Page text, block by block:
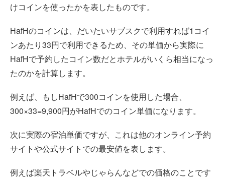
けコインを使ったかを表したものです。
HafHのコインは、だいたいサブスクで利用すれば1コイ
ンあたり33円で利用できるため、その単価から実際に
HafHで予約したコイン数だとホテルがいくら相当になっ
たのかを計算します。
例えば、もしHafHで300コインを使用した場合、
300×33=9,900円がHafHでのコイン単価になります。
次に実際の宿泊単価ですが、これは他のオンライン予約
サイトや公式サイトでの最安値を表します。
例えば楽天トラベルやじゃらんなどでの価格のことです